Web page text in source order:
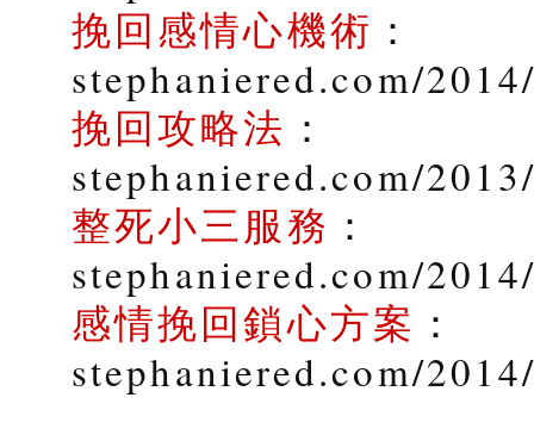
挽回感情心機術 ：
stephaniered.com/
挽回攻略法 ：
stephaniered.com/
整死小三服務 ：
stephaniered.com/
感情挽回鎖心方案 ：
stephaniered.com/